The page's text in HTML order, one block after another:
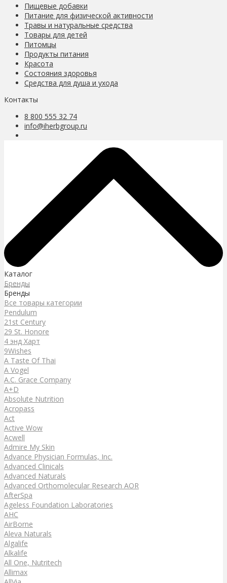
Пищевые добавки
Питание для физической активности
Травы и натуральные средства
Товары для детей
Питомцы
Продукты питания
Красота
Состояния здоровья
Средства для душа и ухода
Контакты
8 800 555 32 74
info@iherbgroup.ru
Каталог
Бренды
Бренды
Все товары категории
Pendulum
21st Century
29 St. Honore
4 энд Харт
9Wishes
A Taste Of Thai
A Vogel
A.C. Grace Company
A+D
Absolute Nutrition
Acropass
Act
Active Wow
Acwell
Admire My Skin
Advance Physician Formulas, Inc.
Advanced Clinicals
Advanced Naturals
Advanced Orthomolecular Research AOR
AfterSpa
Ageless Foundation Laboratories
AHC
AirBorne
Aleva Naturals
Algalife
Alkalife
All One, Nutritech
Allimax